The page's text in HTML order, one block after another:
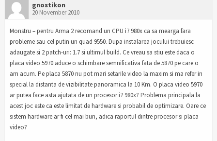
gnostikon
20 November 2010
Monstru – pentru Arma 2 recomand un CPU i7 980x ca sa mearga fara
probleme sau cel putin un quad 9550. Dupa instalarea jocului trebuiesc
adaugate si 2 patch-uri: 1.7 si ultimul build. Ce vreau sa stiu este daca o
placa video 5970 aduce o schimbare semnificativa fata de 5870 pe care o
am acum. Pe placa 5870 nu pot mari setarile video la maxim si ma refer in
special la distanta de vizibilitate panoramica la 10 Km. O placa video 5970
ar putea face asta ajutata de un procesor i7 980x? Problema principala la
acest joc este ca este limitat de hardware si probabil de optimizare. Oare ce
sistem hardware ar fi cel mai bun, adica raportul dintre procesor si placa
video?